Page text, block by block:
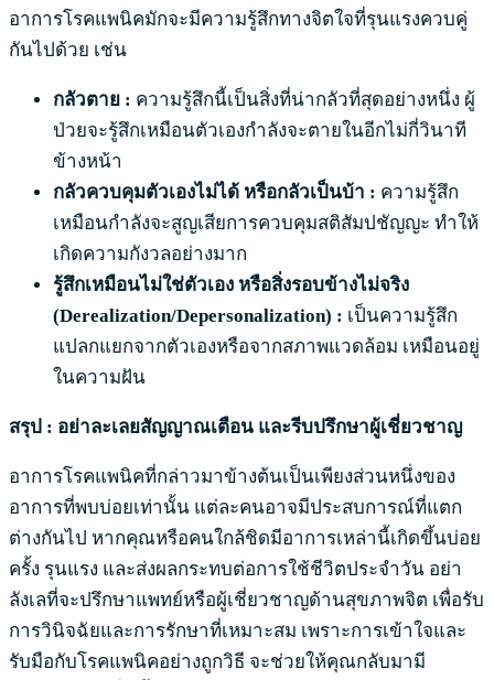
อาการโรคแพนิคมักจะมีความรู้สึกทางจิตใจที่รุนแรงควบคู่
กันไปด้วย เช่น
กลัวตาย : ความรู้สึกนี้เป็นสิ่งที่น่ากลัวที่สุดอย่างหนึ่ง ผู้
ป่วยจะรู้สึกเหมือนตัวเองกำลังจะตายในอีกไม่กี่วินาที
ข้างหน้า
กลัวควบคุมตัวเองไม่ได้ หรือกลัวเป็นบ้า : ความรู้สึก
เหมือนกำลังจะสูญเสียการควบคุมสติสัมปชัญญะ ทำให้
เกิดความกังวลอย่างมาก
รู้สึกเหมือนไม่ใช่ตัวเอง หรือสิ่งรอบข้างไม่จริง
(Derealization/Depersonalization) : เป็นความรู้สึก
แปลกแยกจากตัวเองหรือจากสภาพแวดล้อม เหมือนอยู่
ในความฝัน
สรุป : อย่าละเลยสัญญาณเตือน และรีบปรึกษาผู้เชี่ยวชาญ
อาการโรคแพนิคที่กล่าวมาข้างต้นเป็นเพียงส่วนหนึ่งของ
อาการที่พบบ่อยเท่านั้น แต่ละคนอาจมีประสบการณ์ที่แตก
ต่างกันไป หากคุณหรือคนใกล้ชิดมีอาการเหล่านี้เกิดขึ้นบ่อย
ครั้ง รุนแรง และส่งผลกระทบต่อการใช้ชีวิตประจำวัน อย่า
ลังเลที่จะปรึกษาแพทย์หรือผู้เชี่ยวชาญด้านสุขภาพจิต เพื่อรับ
การวินิจฉัยและการรักษาที่เหมาะสม เพราะการเข้าใจและ
รับมือกับโรคแพนิคอย่างถูกวิธี จะช่วยให้คุณกลับมามี